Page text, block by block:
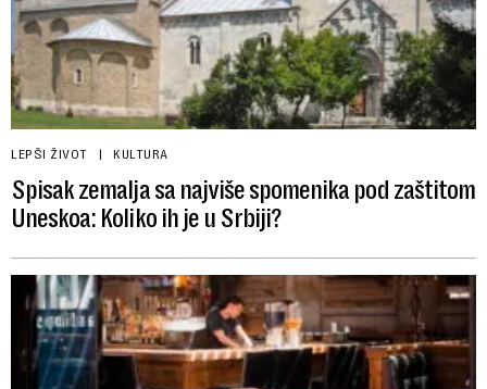
LEPŠI ŽIVOT KULTURA
Spisak zemalja sa najviše spomenika pod zaštitom
Uneskoa: Koliko ih je u Srbiji?